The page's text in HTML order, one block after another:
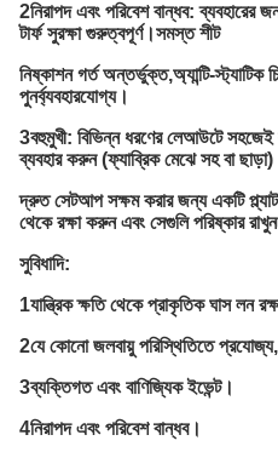
2নিরাপদ এবং পরিবেশ বান্ধব: ব্যবহারের
টার্ফ সুরক্ষা গুরুত্বপূর্ণ।সমস্ত শীট
নিষ্কাশন গর্ত অন্তর্ভুক্ত,অ্যান্টি-
পুনর্ব্যবহারযোগ্য।
3বহুমুখী: বিভিন্ন ধরণের লেআউটে সহজেই
ব্যবহার করুন (ফ্যাব্রিক মেঝে সহ বা ছাড়া)
দ্রুত সেটআপ সক্ষম করার জন্য একটি
থেকে রক্ষা করুন এবং সেগুলি পরিষ্কার
সুবিধাদি:
1যান্ত্রিক ক্ষতি থেকে প্রাকৃতিক ঘাস লন
2যে কোনো জলবায়ু পরিস্থিতিতে
3ব্যক্তিগত এবং বাণিজ্যিক ইভেন্ট।
4নিরাপদ এবং পরিবেশ বান্ধব।